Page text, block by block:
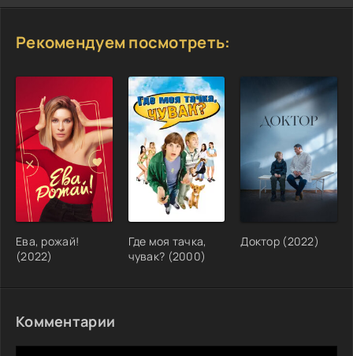
Рекомендуем посмотреть:
Ева, рожай!
(2022)
Где моя тачка,
чувак? (2000)
Доктор (2022)
Комментарии